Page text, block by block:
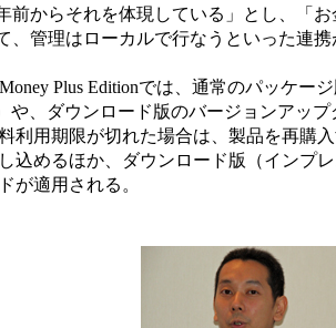
前からそれを体現している」とし、「
、管理はローカルで行なうといった連携
Plus Editionでは、通常のパッケー
）や、ダウンロード版のバージョンアッ
利用期限が切れた場合は、製品を再購
込めるほか、ダウンロード版（インプ
が適用される。